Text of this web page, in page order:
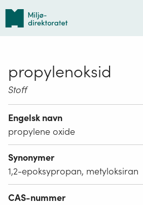
Tilbake
forsiden
propylenoksid
Stoff
Engelsk navn
propylene oxide
Synonymer
1,2-epoksypropan, metyloksiran
CAS-nummer